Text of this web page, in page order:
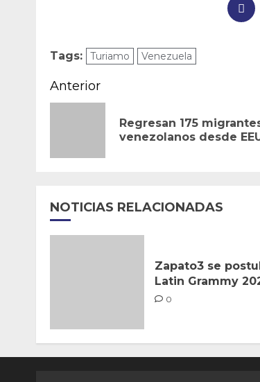
Tags: Turiamo Venezuela
Navegación
entradas
Anterior
Regresan 175
venezolanos desde
NOTICIAS RELACIONADAS
Zapato3 se
Latin Grammy
0